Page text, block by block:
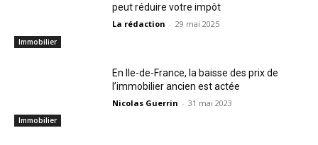
Immobilier
peut réduire votre impôt
La rédaction - 29 mai 2025
Immobilier
En Ile-de-France, la baisse des prix de
l’immobilier ancien est actée
Nicolas Guerrin - 31 mai 2023